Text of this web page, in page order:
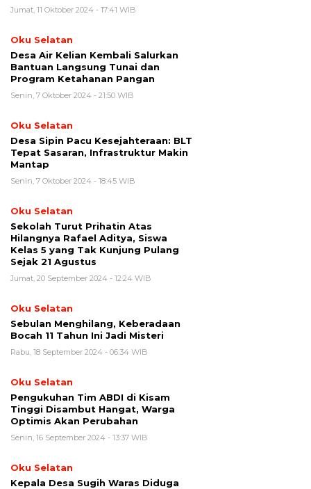
Jumat, 11 Oktober 2024 - 17:41 WIB
Oku Selatan
Desa Air Kelian Kembali Salurkan
Bantuan Langsung Tunai dan
Program Ketahanan Pangan
Senin, 7 Oktober 2024 - 21:50 WIB
Oku Selatan
Desa Sipin Pacu Kesejahteraan: BLT
Tepat Sasaran, Infrastruktur Makin
Mantap
Senin, 7 Oktober 2024 - 18:45 WIB
Oku Selatan
Sekolah Turut Prihatin Atas
Hilangnya Rafael Aditya, Siswa
Kelas 5 yang Tak Kunjung Pulang
Sejak 21 Agustus
Jumat, 20 September 2024 - 12:24 WIB
Oku Selatan
Sebulan Menghilang, Keberadaan
Bocah 11 Tahun Ini Jadi Misteri
Rabu, 18 September 2024 - 06:34 WIB
Oku Selatan
Pengukuhan Tim ABDI di Kisam
Tinggi Disambut Hangat, Warga
Optimis Akan Perubahan
Senin, 16 September 2024 - 13:37 WIB
Oku Selatan
Kepala Desa Sugih Waras Diduga